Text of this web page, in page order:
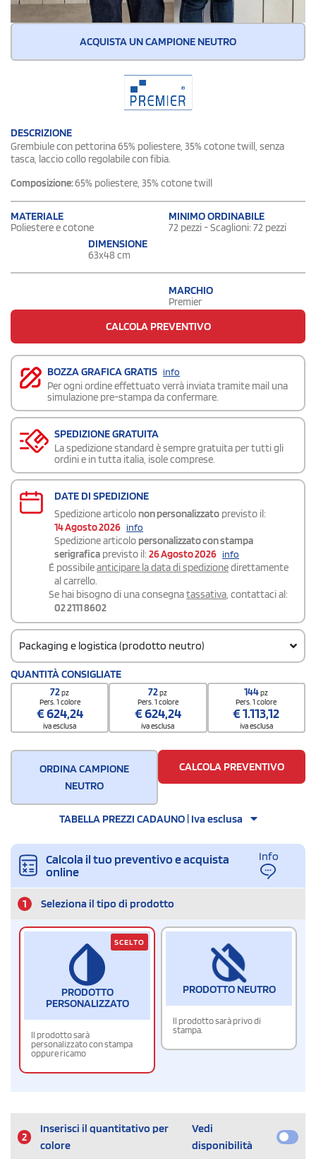
ACQUISTA UN CAMPIONE NEUTRO
DESCRIZIONE
Grembiule con pettorina 65% poliestere, 35% cotone twill, senza
tasca, laccio collo regolabile con fibia.
Composizione:65% poliestere, 35% cotone twill
MATERIALE
Poliestere e cotone
MINIMO ORDINABILE
72 pezzi - Scaglioni: 72 pezzi
DIMENSIONE
63x48 cm
MARCHIO
Premier
CALCOLA PREVENTIVO
BOZZA GRAFICA GRATIS info
Per ogni ordine effettuato verrà inviata tramite mail una
simulazione pre-stampa da confermare.
SPEDIZIONE GRATUITA
La spedizione standard è sempre gratuita per tutti gli
ordini e in tutta italia, isole comprese.
DATE DI SPEDIZIONE
Spedizione articolo non personalizzato previsto il:
14 Agosto 2026 info
Spedizione articolo personalizzato con stampa
serigrafica previsto il: 26 Agosto 2026 info
É possibileanticipare la data di spedizionedirettamente
al carrello.
Se hai bisogno di una consegnatassativa, contattaci al:
02 2111 8602
Packaging e logistica (prodotto neutro)
Codice doganale
62114310
QUANTITÀ CONSIGLIATE
72pz
Pers. 1 colore
€624,24
iva esclusa
72pz
Pers. 1 colore
€624,24
iva esclusa
144pz
Pers. 1 colore
€1.113,12
iva esclusa
ORDINA CAMPIONE
NEUTRO
CALCOLA PREVENTIVO
TABELLA PREZZI CADAUNO | Iva esclusa
Calcola il tuo preventivo e acquista
online
Info
1 Seleziona il tipo di prodotto
PRODOTTO
PERSONALIZZATO
Il prodotto sarà
personalizzato con stampa
oppure ricamo
SCELTO
PRODOTTO NEUTRO
Il prodotto sarà privo di
stampa.
2
Inserisci il quantitativo per
colore
Vedi
disponibilità